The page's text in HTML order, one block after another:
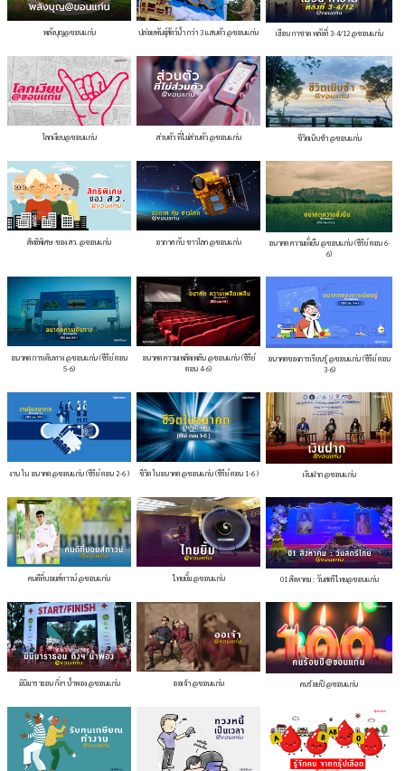
พลังบุญ@ขอนแก่น ปล่อยพันธุ์สัตว์น้ำ กว่า 3 แสนตัว @ขอนแก่น เฮือน กาชาด หลังที่ 3-4/12 @ขอนแก่น
โลกเงียบ@ขอนแก่น ส่วนตัว ที่ไม่ส่วนตัว @ขอนแก่น ชีวิตเนิบช้า @ขอนแก่น
สิทธิพิเศษ ของ สว. @ขอนแก่น อวกาศ กับ ชาวโลก @ขอนแก่น
อนาคต ความยั่งยืน @ขอนแก่น (ซีรีย์ ตอน 6-
6)
อนาคต การเดินทาง @ขอนแก่น (ซีรีย์ ตอน
5-6)
อนาคต ความเพลิดเพลิน @ขอนแก่น (ซีรีย์
ตอน 4-6)
อนาคตของการเรียนรู้ @ขอนแก่น (ซีรีย์ ตอน
3-6)
งาน ใน อนาคต @ขอนแก่น (ซีรีย์ ตอน 2-6 ) ชีวิต ในอนาคต @ขอนแก่น (ซีรีย์ ตอน 1-6 ) เงินฝาก @ขอนแก่น
คนดีที่บอยส์ทาวน์ @ขอนแก่น ไทยยิ้ม @ขอนแก่น 01 สิงหาคม : วันสตรีไทย@ขอนแก่น
มินิมาราธอน กิ่งฯ น้ำพอง @ขอนแก่น ออเจ้า @ขอนแก่น คนร้อยปี @ขอนแก่น